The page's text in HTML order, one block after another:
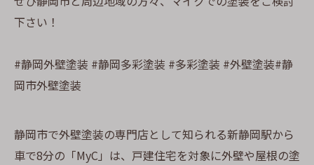
下さい！
#静岡外壁塗装 #静岡多彩塗装 #多彩塗装 #外壁塗装#静
岡市外壁塗装
静岡市で外壁塗装の専門店として知られる新静岡駅から
車で8分の「MyC」は、戸建住宅を対象に外壁や屋根の塗